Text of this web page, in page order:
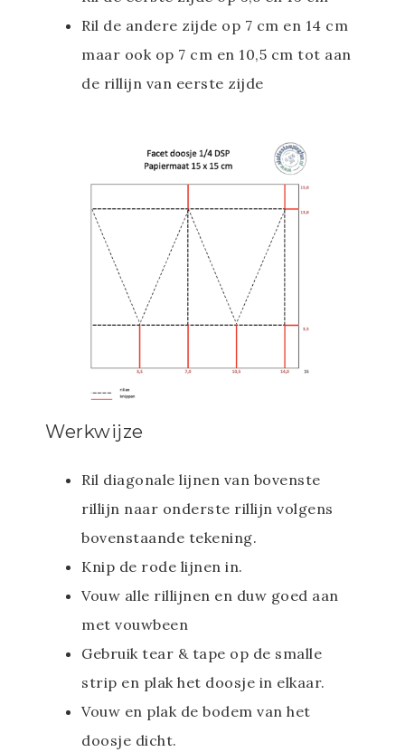
Ril de andere zijde op 7 cm en 14 cm
maar ook op 7 cm en 10,5 cm tot aan
de rillijn van eerste zijde
Werkwijze
Ril diagonale lijnen van bovenste
rillijn naar onderste rillijn volgens
bovenstaande tekening.
Knip de rode lijnen in.
Vouw alle rillijnen en duw goed aan
met vouwbeen
Gebruik tear & tape op de smalle
strip en plak het doosje in elkaar.
Vouw en plak de bodem van het
doosje dicht.